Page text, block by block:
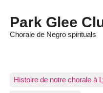
Park Glee
Chorale de Negro spirituals
Histoire de notre chorale à